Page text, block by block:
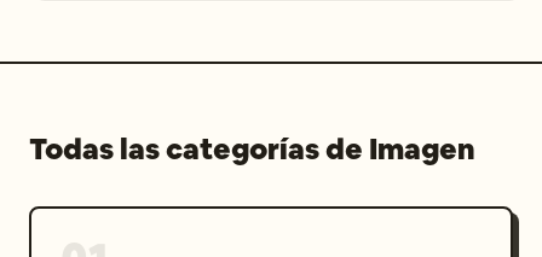
Todas las categorías de Imagen